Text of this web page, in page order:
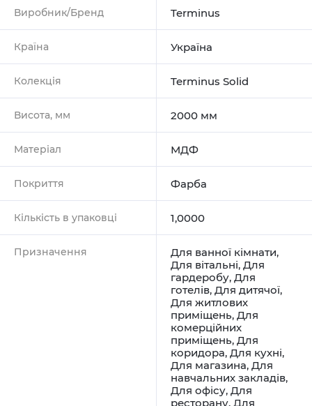
Виробник/Бренд Terminus
Країна Україна
Колекція Terminus Solid
Висота, мм 2000 мм
Матеріал МДФ
Покриття Фарба
Кількість в упаковці 1,0000
Призначення Для ванної кімнати,
Для вітальні, Для
гардеробу, Для
готелів, Для дитячої,
Для житлових
приміщень, Для
комерційних
приміщень, Для
коридора, Для кухні,
Для магазина, Для
навчальних закладів,
Для офісу, Для
ресторану, Для